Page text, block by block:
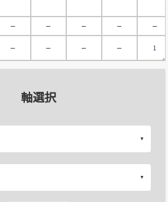
－ － － － －
－ － － － 1
軸選択